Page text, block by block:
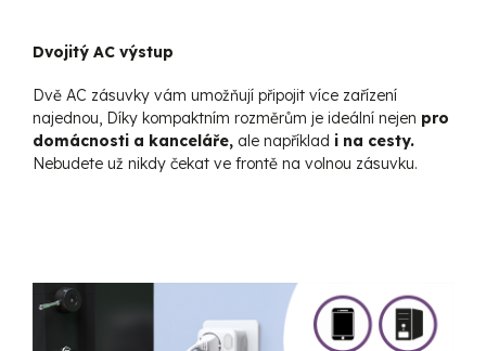
Dvojitý AC výstup
Dvě AC zásuvky vám umožňují připojit více zařízení
najednou, Díky kompaktním rozměrům je ideální nejen pro
domácnosti a kanceláře, ale například i na cesty.
Nebudete už nikdy čekat ve frontě na volnou zásuvku.